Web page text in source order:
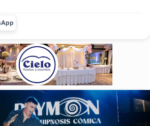
que se adapta al ritmo de los
garantizando que el asombro